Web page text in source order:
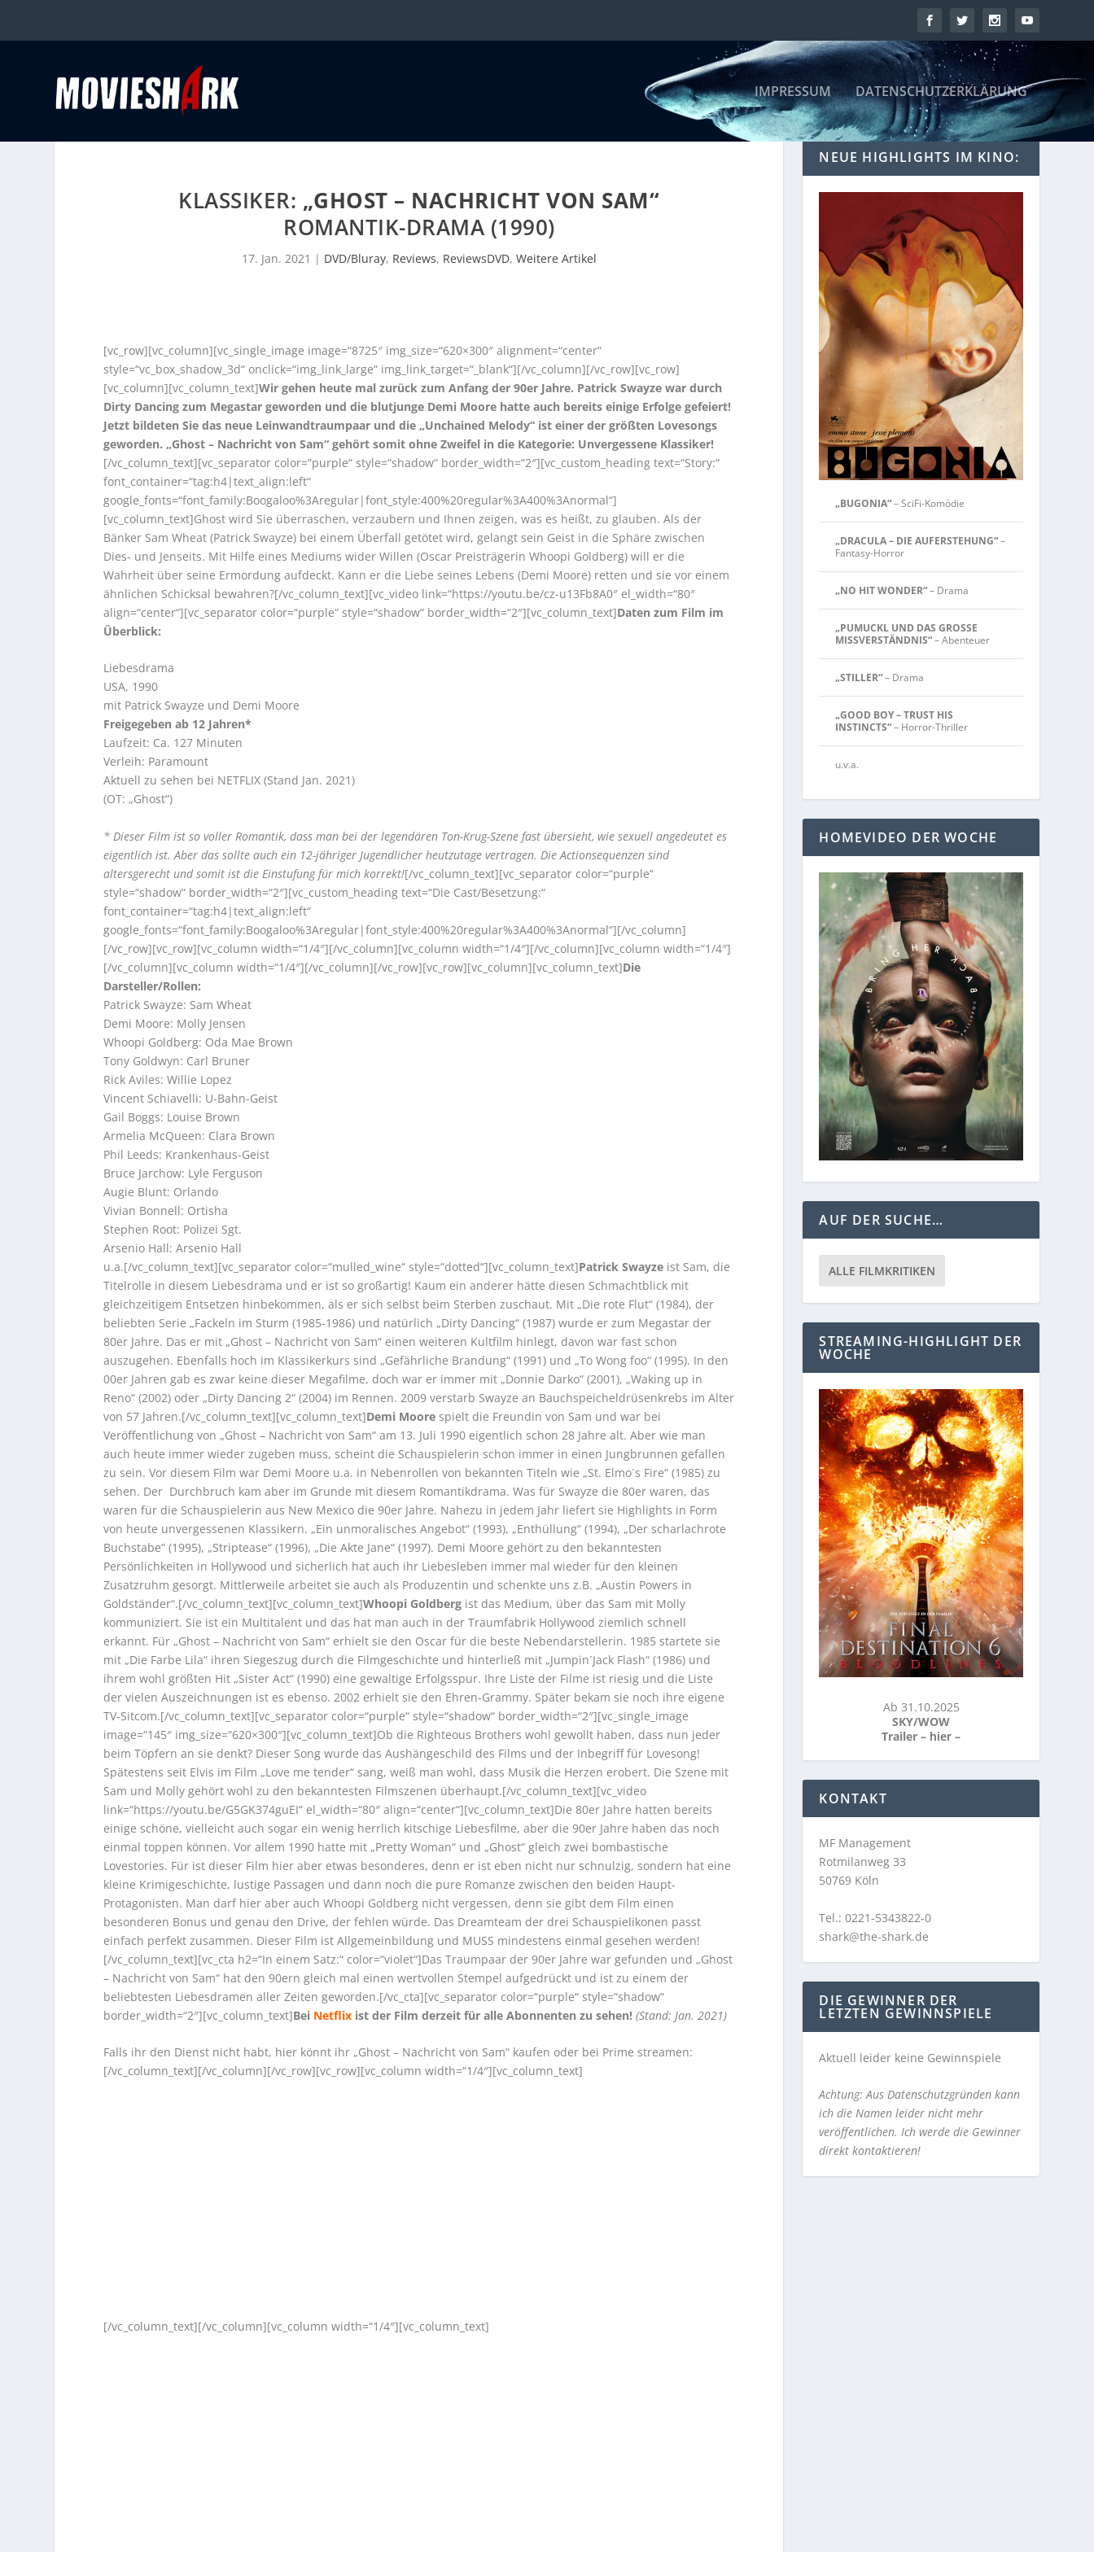
IMPRESSUM DATENSCHUTZERKLÄRUNG
KLASSIKER: „GHOST – NACHRICHT VON SAM“
ROMANTIK-DRAMA (1990)
17. Jan. 2021 | DVD/Bluray, Reviews, ReviewsDVD, Weitere Artikel
[vc_row][vc_column][vc_single_image image=“8725″ img_size=“620×300″ alignment=“center“
style=“vc_box_shadow_3d“ onclick=“img_link_large“ img_link_target=“_blank“][/vc_column][/vc_row][vc_row]
[vc_column][vc_column_text]Wir gehen heute mal zurück zum Anfang der 90er Jahre. Patrick Swayze war durch
Dirty Dancing zum Megastar geworden und die blutjunge Demi Moore hatte auch bereits einige Erfolge gefeiert!
Jetzt bildeten Sie das neue Leinwandtraumpaar und die „Unchained Melody“ ist einer der größten Lovesongs
geworden. „Ghost – Nachricht von Sam“ gehört somit ohne Zweifel in die Kategorie: Unvergessene Klassiker!
[/vc_column_text][vc_separator color=“purple“ style=“shadow“ border_width=“2″][vc_custom_heading text=“Story:“
font_container=“tag:h4|text_align:left“
google_fonts=“font_family:Boogaloo%3Aregular|font_style:400%20regular%3A400%3Anormal“]
[vc_column_text]Ghost wird Sie überraschen, verzaubern und Ihnen zeigen, was es heißt, zu glauben. Als der
Bänker Sam Wheat (Patrick Swayze) bei einem Überfall getötet wird, gelangt sein Geist in die Sphäre zwischen
Dies- und Jenseits. Mit Hilfe eines Mediums wider Willen (Oscar Preisträgerin Whoopi Goldberg) will er die
Wahrheit über seine Ermordung aufdeckt. Kann er die Liebe seines Lebens (Demi Moore) retten und sie vor einem
ähnlichen Schicksal bewahren?[/vc_column_text][vc_video link=“https://youtu.be/cz-u13Fb8A0″ el_width=“80″
align=“center“][vc_separator color=“purple“ style=“shadow“ border_width=“2″][vc_column_text]Daten zum Film im
Überblick:
Liebesdrama
USA, 1990
mit Patrick Swayze und Demi Moore
Freigegeben ab 12 Jahren*
Laufzeit: Ca. 127 Minuten
Verleih: Paramount
Aktuell zu sehen bei NETFLIX (Stand Jan. 2021)
(OT: „Ghost“)
* Dieser Film ist so voller Romantik, dass man bei der legendären Ton-Krug-Szene fast übersieht, wie sexuell angedeutet es
eigentlich ist. Aber das sollte auch ein 12-jähriger Jugendlicher heutzutage vertragen. Die Actionsequenzen sind
altersgerecht und somit ist die Einstufung für mich korrekt![/vc_column_text][vc_separator color=“purple“
style=“shadow“ border_width=“2″][vc_custom_heading text=“Die Cast/Besetzung:“
font_container=“tag:h4|text_align:left“
google_fonts=“font_family:Boogaloo%3Aregular|font_style:400%20regular%3A400%3Anormal“][/vc_column]
[/vc_row][vc_row][vc_column width=“1/4″][/vc_column][vc_column width=“1/4″][/vc_column][vc_column width=“1/4″]
[/vc_column][vc_column width=“1/4″][/vc_column][/vc_row][vc_row][vc_column][vc_column_text]Die
Darsteller/Rollen:
Patrick Swayze: Sam Wheat
Demi Moore: Molly Jensen
Whoopi Goldberg: Oda Mae Brown
Tony Goldwyn: Carl Bruner
Rick Aviles: Willie Lopez
Vincent Schiavelli: U-Bahn-Geist
Gail Boggs: Louise Brown
Armelia McQueen: Clara Brown
Phil Leeds: Krankenhaus-Geist
Bruce Jarchow: Lyle Ferguson
Augie Blunt: Orlando
Vivian Bonnell: Ortisha
Stephen Root: Polizei Sgt.
Arsenio Hall: Arsenio Hall
u.a.[/vc_column_text][vc_separator color=“mulled_wine“ style=“dotted“][vc_column_text]Patrick Swayze ist Sam, die
Titelrolle in diesem Liebesdrama und er ist so großartig! Kaum ein anderer hätte diesen Schmachtblick mit
gleichzeitigem Entsetzen hinbekommen, als er sich selbst beim Sterben zuschaut. Mit „Die rote Flut“ (1984), der
beliebten Serie „Fackeln im Sturm (1985-1986) und natürlich „Dirty Dancing“ (1987) wurde er zum Megastar der
80er Jahre. Das er mit „Ghost – Nachricht von Sam“ einen weiteren Kultfilm hinlegt, davon war fast schon
auszugehen. Ebenfalls hoch im Klassikerkurs sind „Gefährliche Brandung“ (1991) und „To Wong foo“ (1995). In den
00er Jahren gab es zwar keine dieser Megafilme, doch war er immer mit „Donnie Darko“ (2001), „Waking up in
Reno“ (2002) oder „Dirty Dancing 2“ (2004) im Rennen. 2009 verstarb Swayze an Bauchspeicheldrüsenkrebs im Alter
von 57 Jahren.[/vc_column_text][vc_column_text]Demi Moore spielt die Freundin von Sam und war bei
Veröffentlichung von „Ghost – Nachricht von Sam“ am 13. Juli 1990 eigentlich schon 28 Jahre alt. Aber wie man
auch heute immer wieder zugeben muss, scheint die Schauspielerin schon immer in einen Jungbrunnen gefallen
zu sein. Vor diesem Film war Demi Moore u.a. in Nebenrollen von bekannten Titeln wie „St. Elmo´s Fire“ (1985) zu
sehen. Der Durchbruch kam aber im Grunde mit diesem Romantikdrama. Was für Swayze die 80er waren, das
waren für die Schauspielerin aus New Mexico die 90er Jahre. Nahezu in jedem Jahr liefert sie Highlights in Form
von heute unvergessenen Klassikern. „Ein unmoralisches Angebot“ (1993), „Enthüllung“ (1994), „Der scharlachrote
Buchstabe“ (1995), „Striptease“ (1996), „Die Akte Jane“ (1997). Demi Moore gehört zu den bekanntesten
Persönlichkeiten in Hollywood und sicherlich hat auch ihr Liebesleben immer mal wieder für den kleinen
Zusatzruhm gesorgt. Mittlerweile arbeitet sie auch als Produzentin und schenkte uns z.B. „Austin Powers in
Goldständer“.[/vc_column_text][vc_column_text]Whoopi Goldberg ist das Medium, über das Sam mit Molly
kommuniziert. Sie ist ein Multitalent und das hat man auch in der Traumfabrik Hollywood ziemlich schnell
erkannt. Für „Ghost – Nachricht von Sam“ erhielt sie den Oscar für die beste Nebendarstellerin. 1985 startete sie
mit „Die Farbe Lila“ ihren Siegeszug durch die Filmgeschichte und hinterließ mit „Jumpin´Jack Flash“ (1986) und
ihrem wohl größten Hit „Sister Act“ (1990) eine gewaltige Erfolgsspur. Ihre Liste der Filme ist riesig und die Liste
der vielen Auszeichnungen ist es ebenso. 2002 erhielt sie den Ehren-Grammy. Später bekam sie noch ihre eigene
TV-Sitcom.[/vc_column_text][vc_separator color=“purple“ style=“shadow“ border_width=“2″][vc_single_image
image=“145″ img_size=“620×300″][vc_column_text]Ob die Righteous Brothers wohl gewollt haben, dass nun jeder
beim Töpfern an sie denkt? Dieser Song wurde das Aushängeschild des Films und der Inbegriff für Lovesong!
Spätestens seit Elvis im Film „Love me tender“ sang, weiß man wohl, dass Musik die Herzen erobert. Die Szene mit
Sam und Molly gehört wohl zu den bekanntesten Filmszenen überhaupt.[/vc_column_text][vc_video
link=“https://youtu.be/G5GK374guEI“ el_width=“80″ align=“center“][vc_column_text]Die 80er Jahre hatten bereits
einige schöne, vielleicht auch sogar ein wenig herrlich kitschige Liebesfilme, aber die 90er Jahre haben das noch
einmal toppen können. Vor allem 1990 hatte mit „Pretty Woman“ und „Ghost“ gleich zwei bombastische
Lovestories. Für ist dieser Film hier aber etwas besonderes, denn er ist eben nicht nur schnulzig, sondern hat eine
kleine Krimigeschichte, lustige Passagen und dann noch die pure Romanze zwischen den beiden Haupt-
Protagonisten. Man darf hier aber auch Whoopi Goldberg nicht vergessen, denn sie gibt dem Film einen
besonderen Bonus und genau den Drive, der fehlen würde. Das Dreamteam der drei Schauspielikonen passt
einfach perfekt zusammen. Dieser Film ist Allgemeinbildung und MUSS mindestens einmal gesehen werden!
[/vc_column_text][vc_cta h2=“In einem Satz:“ color=“violet“]Das Traumpaar der 90er Jahre war gefunden und „Ghost
– Nachricht von Sam“ hat den 90ern gleich mal einen wertvollen Stempel aufgedrückt und ist zu einem der
beliebtesten Liebesdramen aller Zeiten geworden.[/vc_cta][vc_separator color=“purple“ style=“shadow“
border_width=“2″][vc_column_text]Bei Netflix ist der Film derzeit für alle Abonnenten zu sehen! (Stand: Jan. 2021)
Falls ihr den Dienst nicht habt, hier könnt ihr „Ghost – Nachricht von Sam“ kaufen oder bei Prime streamen:
[/vc_column_text][/vc_column][/vc_row][vc_row][vc_column width=“1/4″][vc_column_text]
[/vc_column_text][/vc_column][vc_column width=“1/4″][vc_column_text]
NEUE HIGHLIGHTS IM KINO:
„BUGONIA“– SciFi-Komödie
„DRACULA – DIE AUFERSTEHUNG“–
Fantasy-Horror
„NO HIT WONDER“– Drama
„PUMUCKL UND DAS GROSSE
MISSVERSTÄNDNIS“– Abenteuer
„STILLER“– Drama
„GOOD BOY – TRUST HIS
INSTINCTS“– Horror-Thriller
u.v.a.
HOMEVIDEO DER WOCHE
AUF DER SUCHE…
ALLE FILMKRITIKEN
STREAMING-HIGHLIGHT DER
WOCHE
Ab 31.10.2025
SKY/WOW
Trailer – hier–
KONTAKT
MF Management
Rotmilanweg 33
50769 Köln
Tel.: 0221-5343822-0
shark@the-shark.de
DIE GEWINNER DER
LETZTEN GEWINNSPIELE
Aktuell leider keine Gewinnspiele
Achtung: Aus Datenschutzgründen kann
ich die Namen leider nicht mehr
veröffentlichen. Ich werde die Gewinner
direkt kontaktieren!